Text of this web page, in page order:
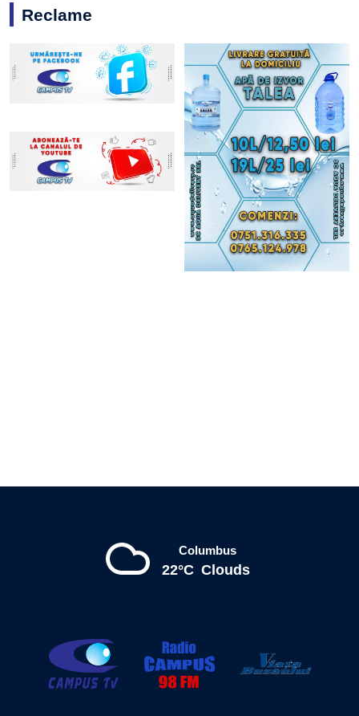
Reclame
Columbus
22°C Clouds